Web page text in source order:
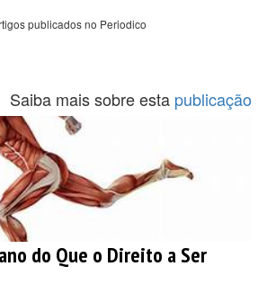
publicados no Periodico
Saiba mais sobre esta publicação
do Que o Direito a Ser